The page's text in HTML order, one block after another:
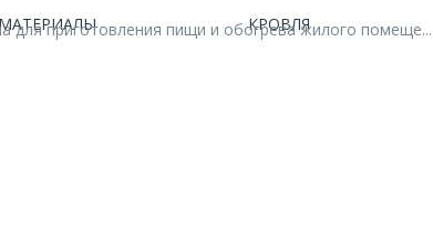
КРОВЛЯ
для приготовления пищи и обогрева жилого помеще...